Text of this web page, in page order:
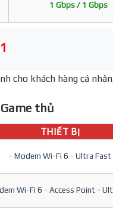
1 Gbps / 1 Gbps
cho khách hàng cá
thủ
THIẾT BỊ
- Modem Wi-Fi 6 - Ultra Fast
Wi-Fi 6 - Access Point -